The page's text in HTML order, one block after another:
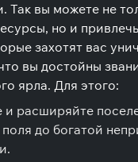
Так вы можете не
но и
захотят вас
вы достойны
ярла. Для этого:
и расширяйте
до богатой